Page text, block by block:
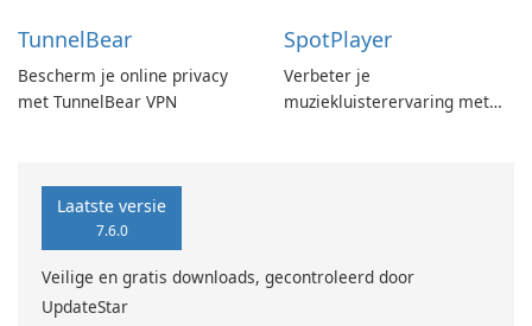
TunnelBear
Bescherm je online privacy
met TunnelBear VPN
SpotPlayer
Verbeter je
muziekluisterervaring met
Laatste versie
7.6.0
Veilige en gratis downloads, gecontroleerd door
UpdateStar